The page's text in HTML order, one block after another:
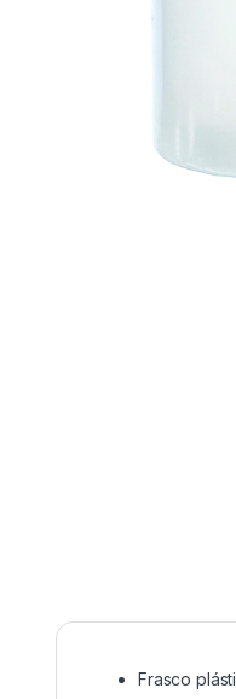
Frasco